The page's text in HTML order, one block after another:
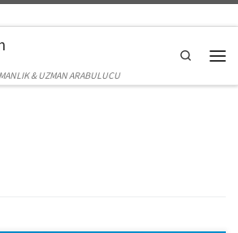
& UZMAN ARABULUCU
Search